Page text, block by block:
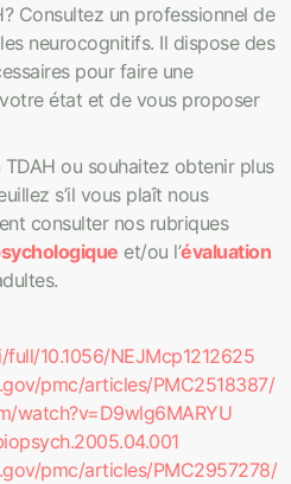
Consultez un professionnel de
neurocognitifs. Il dispose des
pour faire une
état et de vous proposer
ou souhaitez obtenir plus
s’il vous plaît nous
consulter nos rubriques
et/ou l’évaluation
10.1056/NEJMcp1212625
pmc/articles/PMC2518387/
watch?v=D9wlg6MARYU
pmc/articles/PMC2957278/